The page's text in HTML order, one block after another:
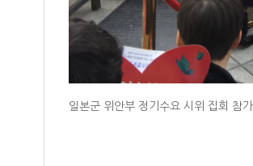
일본군 위안부 정기수요 시위 집회 참가